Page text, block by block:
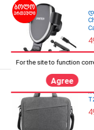
For the site to function
Agree